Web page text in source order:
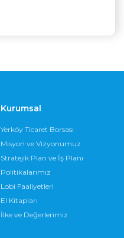
Kurumsal
Yerköy Ticaret Borsası
Misyon ve Vizyonumuz
Stratejik Plan ve İş Planı
Politikalarımız
Lobi Faaliyetleri
El Kitapları
İlke ve Değerlerimiz